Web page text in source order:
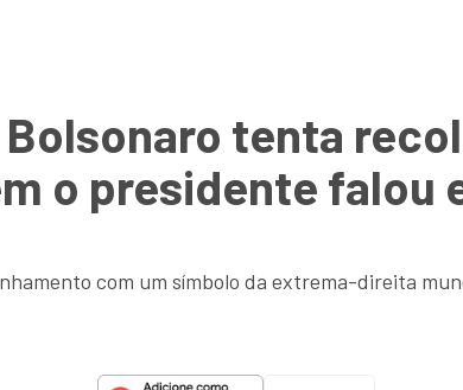
tenta
o presidente falou
com um símbolo da extrema-direita